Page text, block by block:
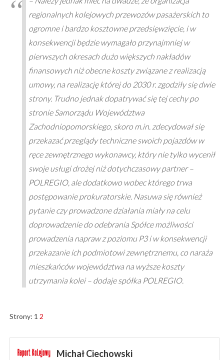
regionalnych kolejowych przewozów pasażerskich to
ogromne i bardzo kosztowne przedsięwzięcie, i w
konsekwencji będzie wymagało przynajmniej w
pierwszych okresach dużo większych nakładów
finansowych niż obecne koszty związane z realizacją
umowy, na realizację której do 2030 r. zgodziły się dwie
strony. Trudno jednak dopatrywać się tej cechy po
stronie Samorządu Województwa
Zachodniopomorskiego, skoro m.in. zdecydował się
przekazać przeglądy techniczne swoich pojazdów w
ręce zewnętrznego wykonawcy, który nie tylko wycenił
swoje usługi drożej niż dotychczasowy partner –
POLREGIO, ale dodatkowo wobec którego trwa
postępowanie prokuratorskie. Nasuwa się również
pytanie czy prowadzone działania miały na celu
doprowadzenie do odebrania Spółce możliwości
prowadzenia napraw z poziomu P3 i w konsekwencji
przekazanie ich podmiotowi zewnętrznemu, co naraża
mieszkańców województwa na wyższe koszty
utrzymania kolei – dodaje spółka POLREGIO.
Strony: 1 2
Michał Ciechowski